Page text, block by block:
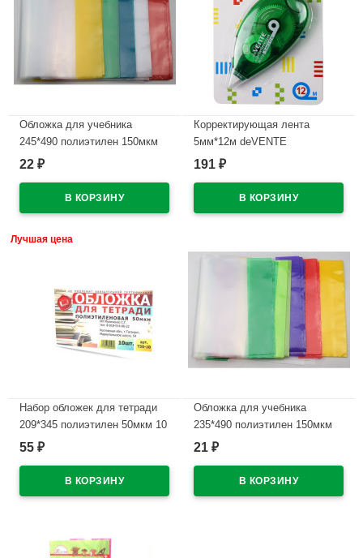
Обложка для учебника
245*490 полиэтилен 150мкм
универсальная М арт У 245
22 ₽
Корректирующая лента
5мм*12м deVENTE
арт.4062108 (Ст.12)
191 ₽
Лучшая цена
Набор обложек для тетради
209*345 полиэтилен 50мкм 10
штук в наборе арт Т50-10
55 ₽
Обложка для учебника
235*490 полиэтилен 150мкм
универсальная М арт У 235
21 ₽